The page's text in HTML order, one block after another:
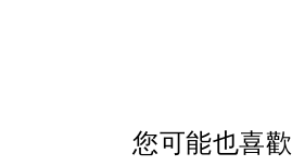
您可能也喜歡